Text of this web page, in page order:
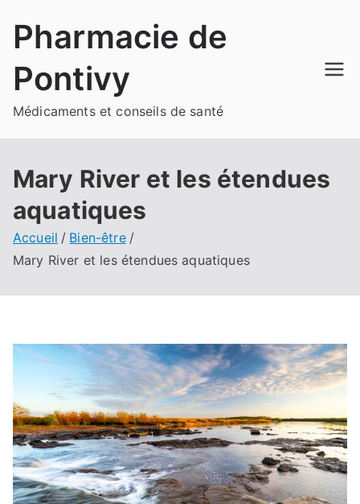
Pharmacie de
Pontivy
Médicaments et conseils de santé
Mary River et les étendues
aquatiques
Accueil
Bien-être
Mary River et les étendues aquatiques